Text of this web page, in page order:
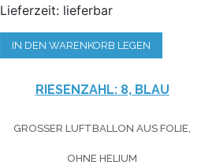
Lieferzeit: lieferbar
IN DEN WARENKORB LEGEN
RIESENZAHL:8, BLAU
GROSSER LUFTBALLON AUS FOLIE, O
HNE HELIUM